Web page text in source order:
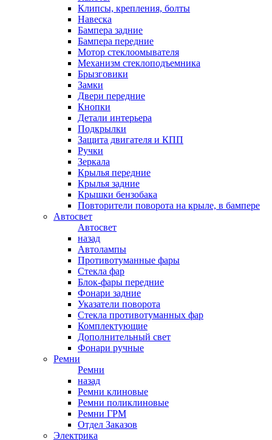
Клипсы, крепления, болты
Навеска
Бампера задние
Бампера передние
Мотор стеклоомывателя
Механизм стеклоподъемника
Брызговики
Замки
Двери передние
Кнопки
Детали интерьера
Подкрылки
Защита двигателя и КПП
Ручки
Зеркала
Крылья передние
Крылья задние
Крышки бензобака
Повторители поворота на крыле, в бампере
Автосвет
Автосвет
назад
Автолампы
Противотуманные фары
Стекла фар
Блок-фары передние
Фонари задние
Указатели поворота
Стекла противотуманных фар
Комплектующие
Дополнительный свет
Фонари ручные
Ремни
Ремни
назад
Ремни клиновые
Ремни поликлиновые
Ремни ГРМ
Отдел Заказов
Электрика